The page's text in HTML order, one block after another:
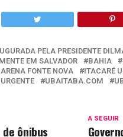
PELA PRESIDENTE
EM SALVADOR
BAHIA
FONTE NOVA ITACARÉ
UBAITABA.COM
A SEGUIR
ônibus